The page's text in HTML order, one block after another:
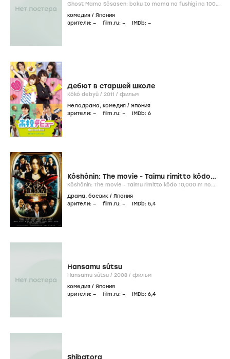
Ghost Mama Sôsasen: boku to mama no fushigi na 100
комедия / Япония
зрители: – film.ru: – IMDb: –
Дебют в старшей школе
Kôkô debyû / 2011 / фильм
мелодрама, комедия / Япония
зрители: – film.ru: – IMDb: 6
Kôshônin: The movie - Taimu rimitto kôdo
10,000 m no zunôsen
Kôshônin: The movie - Taimu rimitto kôdo 10,000 m no
драма, боевик / Япония
зрители: – film.ru: – IMDb: 5,4
Hansamu sûtsu
Hansamu sûtsu / 2008 / фильм
комедия / Япония
зрители: – film.ru: – IMDb: 6,4
Shibatora